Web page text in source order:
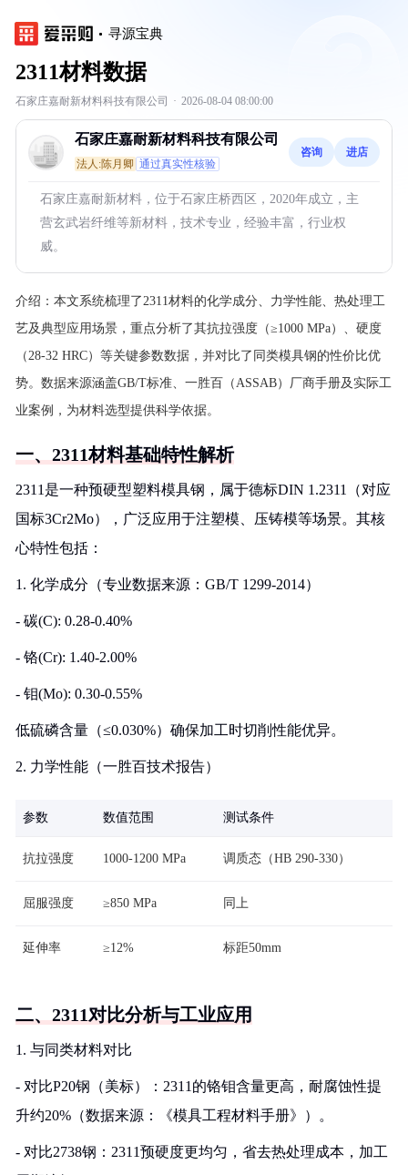
寻源宝典
2311材料数据
石家庄嘉耐新材料科技有限公司 · 2026-08-04 08:00:00
石家庄嘉耐新材料科技有限公司
法人:陈月卿 通过真实性核验
咨询 进店
石家庄嘉耐新材料，位于石家庄桥西区，2020年成立，主
营玄武岩纤维等新材料，技术专业，经验丰富，行业权
威。
介绍： 本文系统梳理了2311材料的化学成分、力学性能、热处理工
艺及典型应用场景，重点分析了其抗拉强度（≥1000 MPa）、硬度
（28-32 HRC）等关键参数数据，并对比了同类模具钢的性价比优
势。数据来源涵盖GB/T标准、一胜百（ASSAB）厂商手册及实际工
业案例，为材料选型提供科学依据。
一、2311材料基础特性解析
2311是一种预硬型塑料模具钢，属于德标DIN 1.2311（对应
国标3Cr2Mo），广泛应用于注塑模、压铸模等场景。其核
心特性包括：
1. 化学成分（专业数据来源：GB/T 1299-2014）
- 碳(C): 0.28-0.40%
- 铬(Cr): 1.40-2.00%
- 钼(Mo): 0.30-0.55%
低硫磷含量（≤0.030%）确保加工时切削性能优异。
2. 力学性能（一胜百技术报告）
参数 数值范围 测试条件
抗拉强度 1000-1200 MPa 调质态（HB 290-330）
屈服强度 ≥850 MPa 同上
延伸率 ≥12% 标距50mm
二、2311对比分析与工业应用
1. 与同类材料对比
- 对比P20钢（美标）：2311的铬钼含量更高，耐腐蚀性提
升约20%（数据来源：《模具工程材料手册》）。
- 对比2738钢：2311预硬度更均匀，省去热处理成本，加工